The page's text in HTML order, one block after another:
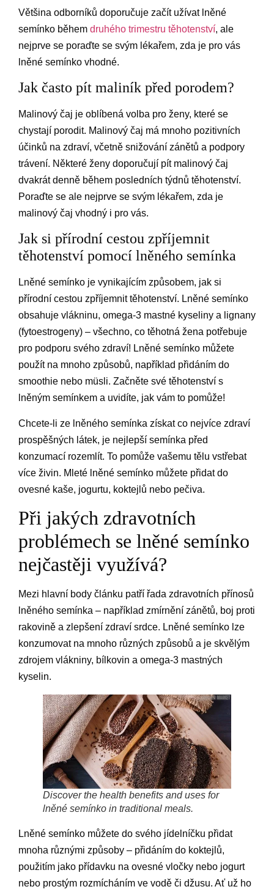
Většina odborníků doporučuje začít užívat lněné
semínko během druhého trimestru těhotenství, ale
nejprve se poraďte se svým lékařem, zda je pro vás
lněné semínko vhodné.
Jak často pít maliník před porodem?
Malinový čaj je oblíbená volba pro ženy, které se
chystají porodit. Malinový čaj má mnoho pozitivních
účinků na zdraví, včetně snižování zánětů a podpory
trávení. Některé ženy doporučují pít malinový čaj
dvakrát denně během posledních týdnů těhotenství.
Poraďte se ale nejprve se svým lékařem, zda je
malinový čaj vhodný i pro vás.
Jak si přírodní cestou zpříjemnit
těhotenství pomocí lněného semínka
Lněné semínko je vynikajícím způsobem, jak si
přírodní cestou zpříjemnit těhotenství. Lněné semínko
obsahuje vlákninu, omega-3 mastné kyseliny a lignany
(fytoestrogeny) – všechno, co těhotná žena potřebuje
pro podporu svého zdraví! Lněné semínko můžete
použít na mnoho způsobů, například přidáním do
smoothie nebo müsli. Začněte své těhotenství s
lněným semínkem a uvidíte, jak vám to pomůže!
Chcete-li ze lněného semínka získat co nejvíce zdraví
prospěšných látek, je nejlepší semínka před
konzumací rozemlít. To pomůže vašemu tělu vstřebat
více živin. Mleté lněné semínko můžete přidat do
ovesné kaše, jogurtu, koktejlů nebo pečiva.
Při jakých zdravotních
problémech se lněné semínko
nejčastěji využívá?
Mezi hlavní body článku patří řada zdravotních přínosů
lněného semínka – například zmírnění zánětů, boj proti
rakovině a zlepšení zdraví srdce. Lněné semínko lze
konzumovat na mnoho různých způsobů a je skvělým
zdrojem vlákniny, bílkovin a omega-3 mastných
kyselin.
Discover the health benefits and uses for
lněné semínko in traditional meals.
Lněné semínko můžete do svého jídelníčku přidat
mnoha různými způsoby – přidáním do koktejlů,
použitím jako přídavku na ovesné vločky nebo jogurt
nebo prostým rozmícháním ve vodě či džusu. Ať už ho